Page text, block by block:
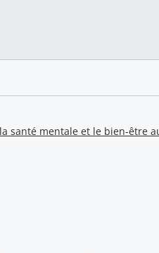
santé mentale et le bien-être